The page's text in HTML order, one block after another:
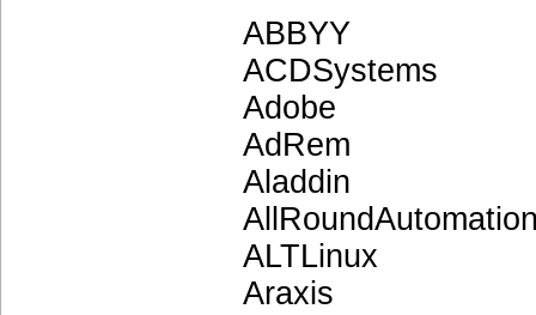
ABBYY
ACDSystems
Adobe
AdRem
Aladdin
ALTLinux
Araxis